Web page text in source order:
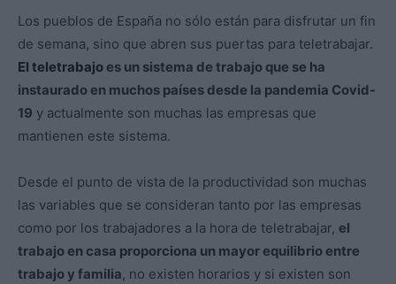
Los pueblos de España no sólo están para disfrutar un fin
de semana, sino que abren sus puertas para teletrabajar.
El teletrabajo es un sistema de trabajo que se ha
instaurado en muchos países desde la pandemia Covid-
19 y actualmente son muchas las empresas que
mantienen este sistema.
Desde el punto de vista de la productividad son muchas
las variables que se consideran tanto por las empresas
como por los trabajadores a la hora de teletrabajar, el
trabajo en casa proporciona un mayor equilibrio entre
trabajo y familia, no existen horarios y si existen son